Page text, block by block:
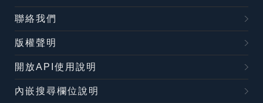
聯絡我們
版權聲明
開放API使用說明
內嵌搜尋欄位說明